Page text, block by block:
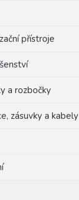
přístroje
a rozbočky
zásuvky a kabely